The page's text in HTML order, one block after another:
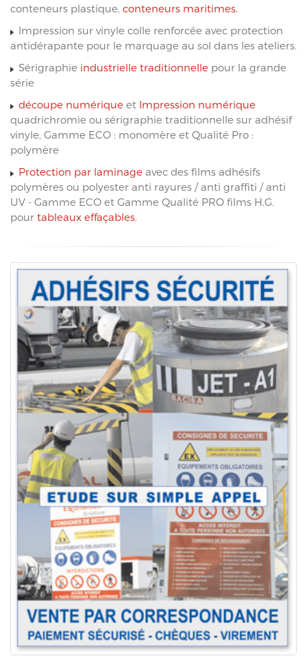
conteneurs plastique, conteneurs maritimes.
Impression sur vinyle colle renforcée avec protection
antidérapante pour le marquage au sol dans les ateliers.
Sérigraphie industrielle traditionnelle pour la grande
série
découpe numérique et Impression numérique
quadrichromie ou sérigraphie traditionnelle sur adhésif
vinyle, Gamme ECO : monomère et Qualité Pro :
polymère
Protection par laminage avec des films adhésifs
polymères ou polyester anti rayures / anti graffiti / anti
UV - Gamme ECO et Gamme Qualité PRO films H.G.
pour tableaux effaçables.